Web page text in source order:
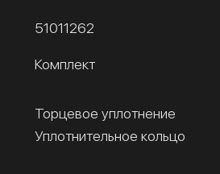
51011262
Комплект
Торцевое уплотнение
Уплотнительное кольцо